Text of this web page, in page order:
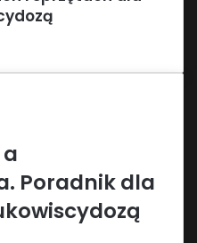
Poradnik dla